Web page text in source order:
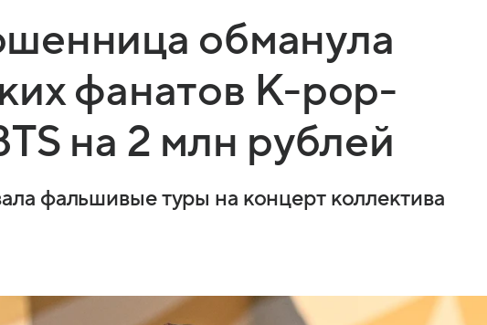
обманула
фанатов K-pop-
на 2 млн рублей
фальшивые туры на концерт коллектива